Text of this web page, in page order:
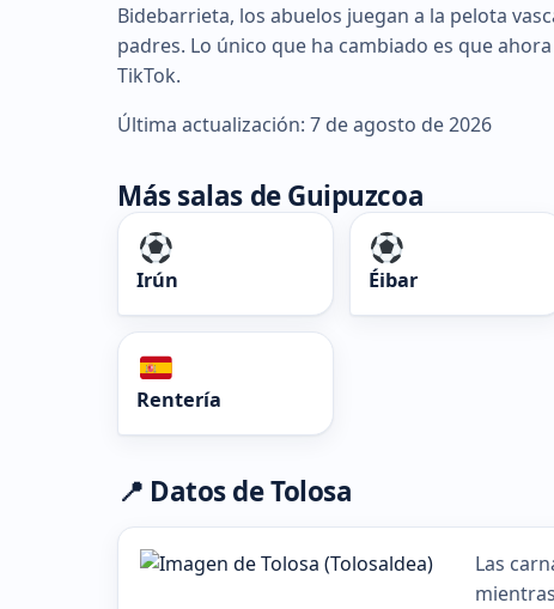
Bidebarrieta, los abuelos juegan a la pelota
padres. Lo único que ha cambiado es que
TikTok.
Última actualización: 7 de agosto de 2026
Más salas de Guipuzcoa
Irún Éibar
Rentería
📍 Datos de Tolosa
Las